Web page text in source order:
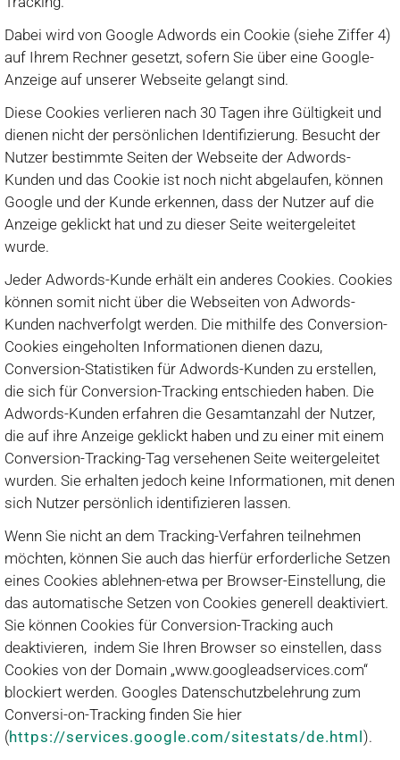
Dabei wird von Google Adwords ein Cookie (siehe Ziffer 4)
auf Ihrem Rechner gesetzt, sofern Sie über eine Google-
Anzeige auf unserer Webseite gelangt sind.
Diese Cookies verlieren nach 30 Tagen ihre Gültigkeit und
dienen nicht der persönlichen Identifizierung. Besucht der
Nutzer bestimmte Seiten der Webseite der Adwords-
Kunden und das Cookie ist noch nicht abgelaufen, können
Google und der Kunde erkennen, dass der Nutzer auf die
Anzeige geklickt hat und zu dieser Seite weitergeleitet
wurde.
Jeder Adwords-Kunde erhält ein anderes Cookies. Cookies
können somit nicht über die Webseiten von Adwords-
Kunden nachverfolgt werden. Die mithilfe des Conversion-
Cookies eingeholten Informationen dienen dazu,
Conversion-Statistiken für Adwords-Kunden zu erstellen,
die sich für Conversion-Tracking entschieden haben. Die
Adwords-Kunden erfahren die Gesamtanzahl der Nutzer,
die auf ihre Anzeige geklickt haben und zu einer mit einem
Conversion-Tracking-Tag versehenen Seite weitergeleitet
wurden. Sie erhalten jedoch keine Informationen, mit denen
sich Nutzer persönlich identifizieren lassen.
Wenn Sie nicht an dem Tracking-Verfahren teilnehmen
möchten, können Sie auch das hierfür erforderliche Setzen
eines Cookies ablehnen-etwa per Browser-Einstellung, die
das automatische Setzen von Cookies generell deaktiviert.
Sie können Cookies für Conversion-Tracking auch
deaktivieren, indem Sie Ihren Browser so einstellen, dass
Cookies von der Domain „www.googleadservices.com“
blockiert werden. Googles Datenschutzbelehrung zum
Conversi-on-Tracking finden Sie hier
(https://services.google.com/sitestats/de.html ).